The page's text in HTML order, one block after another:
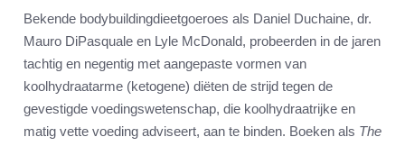
Bekende bodybuildingdieetgoeroes als Daniel Duchaine, dr.
Mauro DiPasquale en Lyle McDonald, probeerden in de jaren
tachtig en negentig met aangepaste vormen van
koolhydraatarme (ketogene) diëten de strijd tegen de
gevestigde voedingswetenschap, die koolhydraatrijke en
matig vette voeding adviseert, aan te binden. Boeken als The